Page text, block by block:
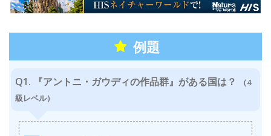
例題
Q1. 『アントニ・ガウディの作品群』がある国は？
（4
級レベル）